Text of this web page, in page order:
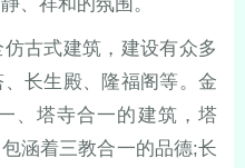
、祥和的氛围。
古式建筑，建设有众多
长生殿、隆福阁等。金
、塔寺合一的建筑，塔
涵着三教合一的品德;长